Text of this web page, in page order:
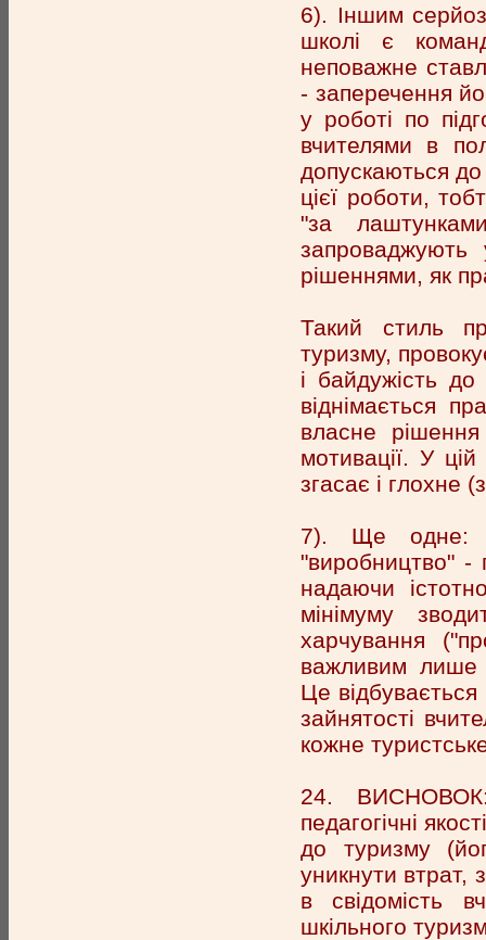
6). Іншим
школі є
неповажне
- заперечення
у роботі по
вчителями в
допускаються до
цієї роботи,
"за
рішеннями, як
Такий стиль
туризму,
і байдужість
віднімається
власне
мотивації. У
згасає і глохне
7). Ще одне:
"виробництво" -
надаючи
мінімуму
харчування
важливим лише
Це
зайнятості
кожне
24. ВИСНОВОК:
педагогічні
до туризму
уникнути втрат,
в свідомість
шкільного